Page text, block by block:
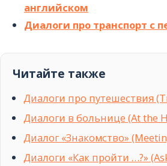
английском
Диалоги про транспорт с
Читайте также
Диалоги про путешествия
Диалоги в больнице (At the
Диалог «Знакомство»
Диалоги «Как пройти …?»